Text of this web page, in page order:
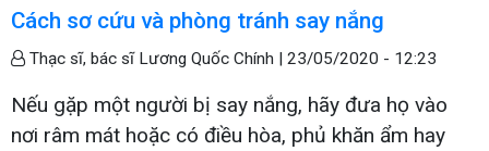
Cách sơ cứu và phòng tránh say nắng
Thạc sĩ, bác sĩ Lương Quốc Chính | 23/05/2020 - 12:23
Nếu gặp một người bị say nắng, hãy đưa họ vào
nơi râm mát hoặc có điều hòa, phủ khăn ẩm hay